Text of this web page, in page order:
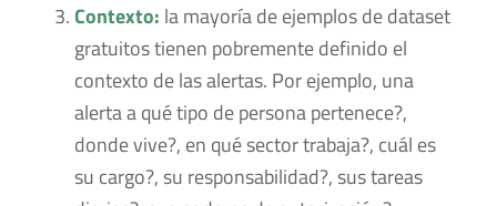
Contexto: la mayoría de ejemplos de dataset
gratuitos tienen pobremente definido el
contexto de las alertas. Por ejemplo, una
alerta a qué tipo de persona pertenece?,
donde vive?, en qué sector trabaja?, cuál es
su cargo?, su responsabilidad?, sus tareas